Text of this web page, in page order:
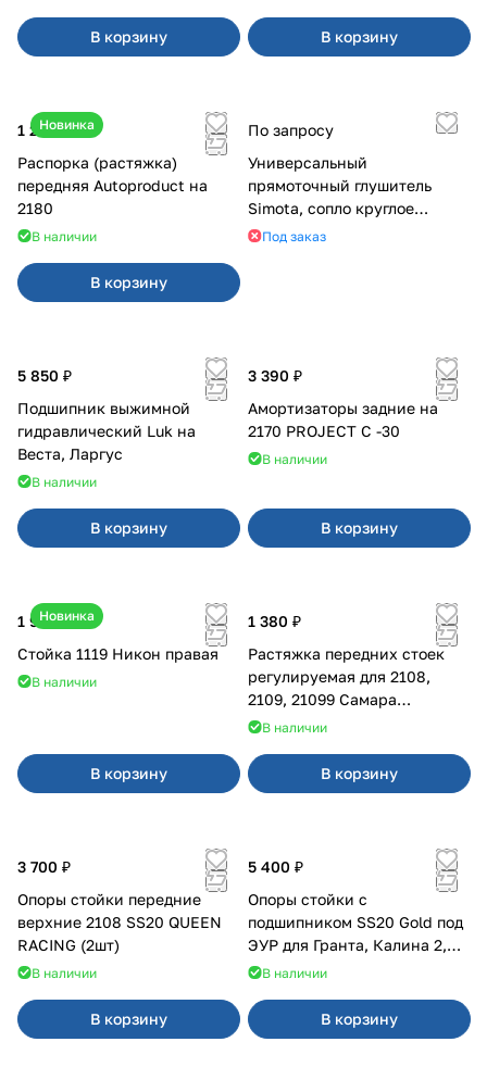
В корзину В корзину
Новинка
1 250 ₽
Распорка (растяжка)
передняя Autoproduct на
2180
В наличии
В корзину
По запросу
Универсальный
прямоточный глушитель
Simota, сопло круглое
широкое
Под заказ
5 850 ₽
Подшипник выжимной
гидравлический Luk на
Веста, Ларгус
В наличии
В корзину
3 390 ₽
Амортизаторы задние на
2170 PROJECT С -30
В наличии
В корзину
Новинка
1 950 ₽
Стойка 1119 Никон правая
В наличии
В корзину
1 380 ₽
Растяжка передних стоек
регулируемая для 2108,
2109, 21099 Самара
карбюратор
В наличии
В корзину
3 700 ₽
Опоры стойки передние
верхние 2108 SS20 QUEEN
RACING (2шт)
В наличии
В корзину
5 400 ₽
Опоры стойки с
подшипником SS20 Gold под
ЭУР для Гранта, Калина 2,
Datsun
В наличии
В корзину